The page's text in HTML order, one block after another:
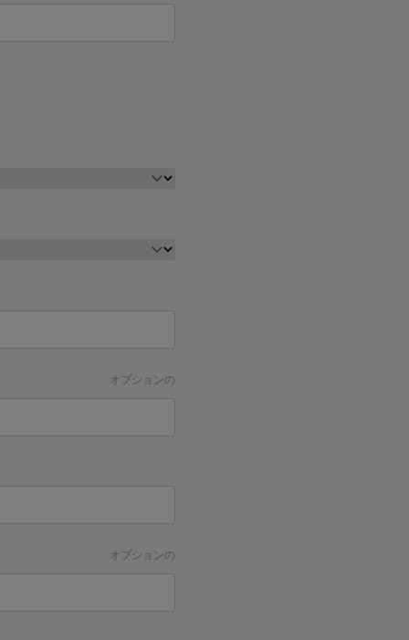
オプションの
オプションの